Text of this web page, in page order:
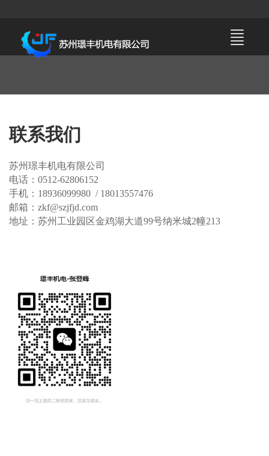
联系我们
苏州璟丰机电有限公司
电话：0512-62806152
手机：18936099980 / 18013557476
邮箱：zkf@szjfjd.com
地址：苏州工业园区金鸡湖大道99号纳米城2幢213